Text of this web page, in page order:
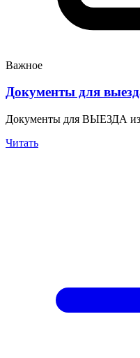
Важное
Документы для
Документы для ВЫЕЗДА
Читать